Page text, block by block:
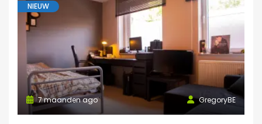
NIEUW
GregoryBE
7 maanden ago